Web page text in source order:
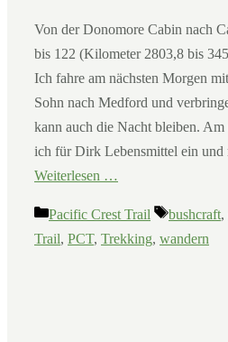
Von der Donomore Cabin nach
bis 122 (Kilometer 2803,8 bis
Ich fahre am nächsten Morgen
Sohn nach Medford und
kann auch die Nacht bleiben.
ich für Dirk Lebensmittel ein
Weiterlesen …
Kategorien
Pacific Crest Trail bushcraft,
Trail, PCT, Trekking, wandern